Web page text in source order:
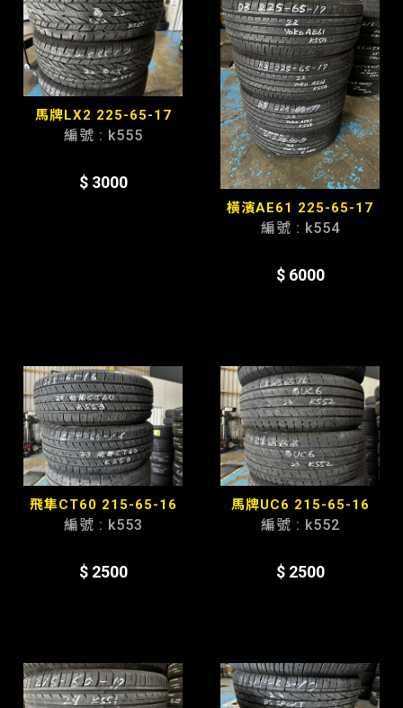
馬牌LX2 225-65-17
編號 : k555
$ 3000
橫濱AE61 225-65-17
編號 : k554
$ 6000
飛隼CT60 215-65-16
編號 : k553
$ 2500
馬牌UC6 215-65-16
編號 : k552
$ 2500